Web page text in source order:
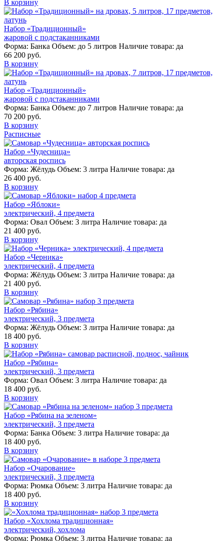
В корзину
Набор «Традиционный»
жаровой с подстаканниками
Форма: Банка Объем: до 5 литров Наличие товара: да
66 200 руб.
В корзину
Набор «Традиционный»
жаровой с подстаканниками
Форма: Банка Объем: до 7 литров Наличие товара: да
70 200 руб.
В корзину
Расписные
Набор «Чудесница»
авторская роспись
Форма: Жёлудь Объем: 3 литра Наличие товара: да
26 400 руб.
В корзину
Набор «Яблоки»
электрический, 4 предмета
Форма: Овал Объем: 3 литра Наличие товара: да
21 400 руб.
В корзину
Набор «Черника»
электрический, 4 предмета
Форма: Жёлудь Объем: 3 литра Наличие товара: да
21 400 руб.
В корзину
Набор «Рябина»
электрический, 3 предмета
Форма: Жёлудь Объем: 3 литра Наличие товара: да
18 400 руб.
В корзину
Набор «Рябина»
электрический, 3 предмета
Форма: Овал Объем: 3 литра Наличие товара: да
18 400 руб.
В корзину
Набор «Рябина на зеленом»
электрический, 3 предмета
Форма: Банка Объем: 3 литра Наличие товара: да
18 400 руб.
В корзину
Набор «Очарование»
электрический, 3 предмета
Форма: Рюмка Объем: 3 литра Наличие товара: да
18 400 руб.
В корзину
Набор «Хохлома традиционная»
электрический, хохлома
Форма: Рюмка Объем: 3 литра Наличие товара: да